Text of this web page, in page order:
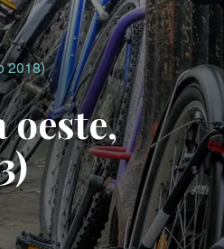
2018)
oeste,